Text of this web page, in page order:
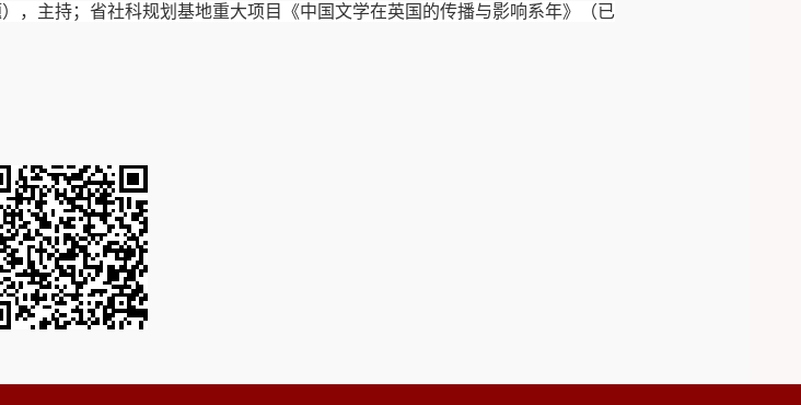
，主持；省社科规划 基地重大项目《中国文学在英国的传播与影响系年》（已